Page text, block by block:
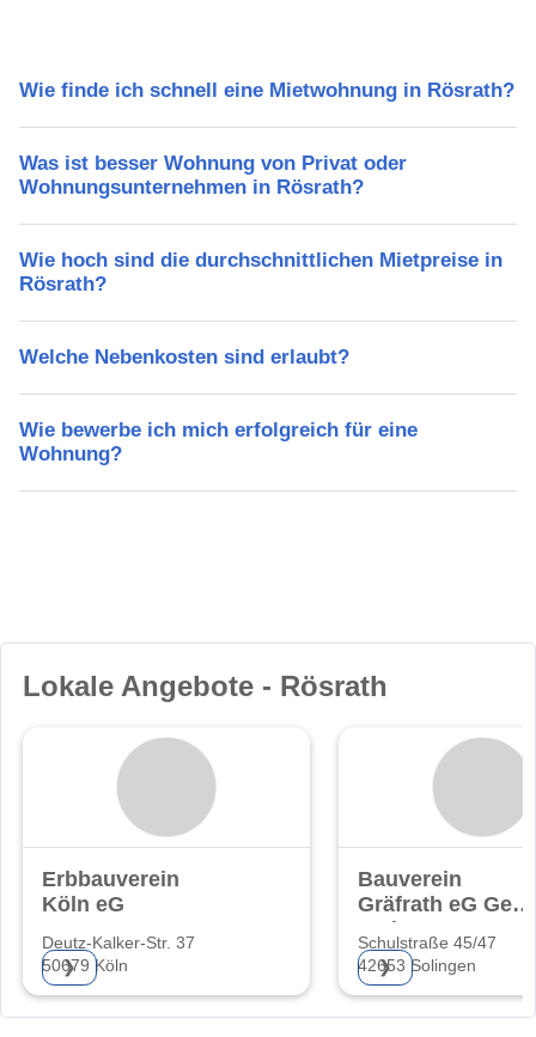
Wie finde ich schnell eine Mietwohnung in Rösrath?
Was ist besser Wohnung von Privat oder
Wohnungsunternehmen in Rösrath?
Wie hoch sind die durchschnittlichen Mietpreise in
Rösrath?
Welche Nebenkosten sind erlaubt?
Wie bewerbe ich mich erfolgreich für eine
Wohnung?
Lokale Angebote - Rösrath
Erbbauverein
Köln eG
Deutz-Kalker-Str. 37
50679 Köln
❯
Bauverein
Gräfrath eG Gem.
Schulstraße 45/47
42653 Solingen
❯